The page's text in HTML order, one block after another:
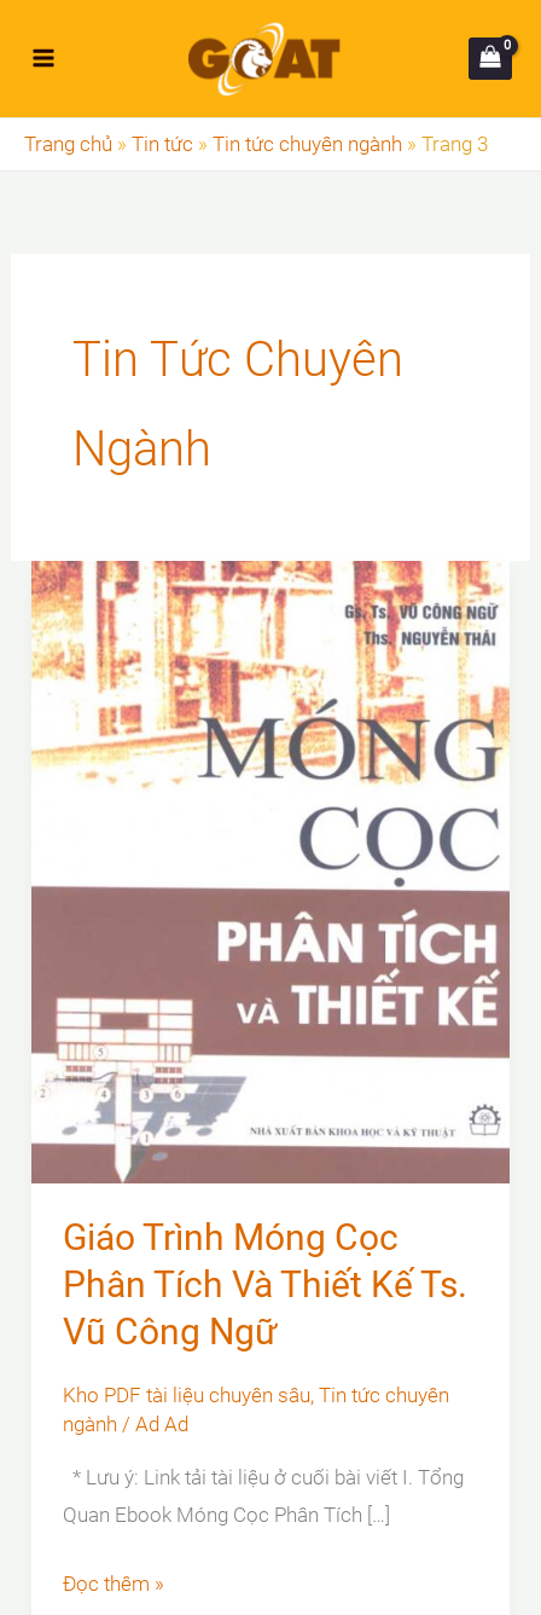
Trang chủ » Tin tức » Tin tức chuyên ngành » Trang 3
Tin Tức Chuyên
Ngành
Giáo Trình Móng Cọc
Phân Tích Và Thiết Kế Ts.
Vũ Công Ngữ
Kho PDF tài liệu chuyên sâu, Tin tức chuyên
ngành / Ad Ad
* Lưu ý: Link tải tài liệu ở cuối bài viết I. Tổng
Quan Ebook Móng Cọc Phân Tích […]
Giáo
Đọc thêm »